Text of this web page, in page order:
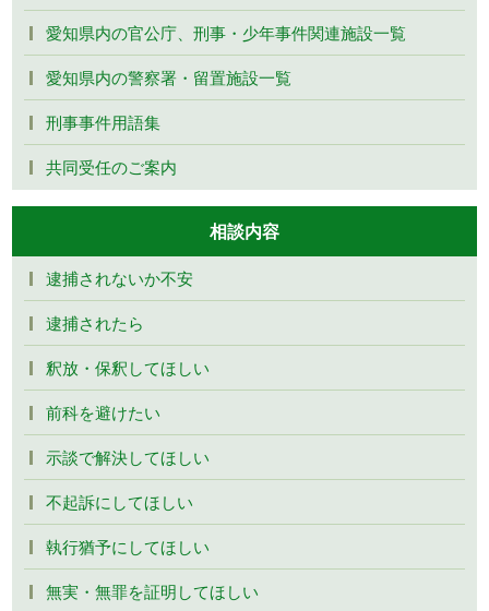
愛知県内の官公庁、刑事・少年事件関連施設一覧
愛知県内の警察署・留置施設一覧
刑事事件用語集
共同受任のご案内
相談内容
逮捕されないか不安
逮捕されたら
釈放・保釈してほしい
前科を避けたい
示談で解決してほしい
不起訴にしてほしい
執行猶予にしてほしい
無実・無罪を証明してほしい